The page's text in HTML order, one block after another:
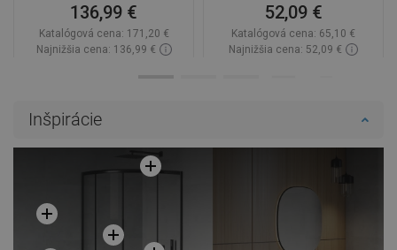
136,99 €
Katalógová cena: 171,20 €
Najnižšia cena: 136,99 €
52,09 €
Katalógová cena: 65,10 €
Najnižšia cena: 52,09 €
Inšpirácie